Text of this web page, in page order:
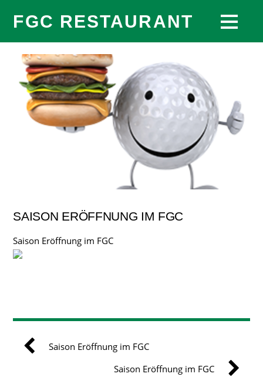
FGC RESTAURANT
SAISON ERÖFFNUNG IM FGC
Saison Eröffnung im FGC
Saison Eröffnung im FGC
Saison Eröffnung im FGC